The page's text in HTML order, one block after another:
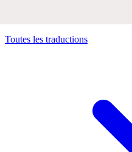
Toutes les traductions